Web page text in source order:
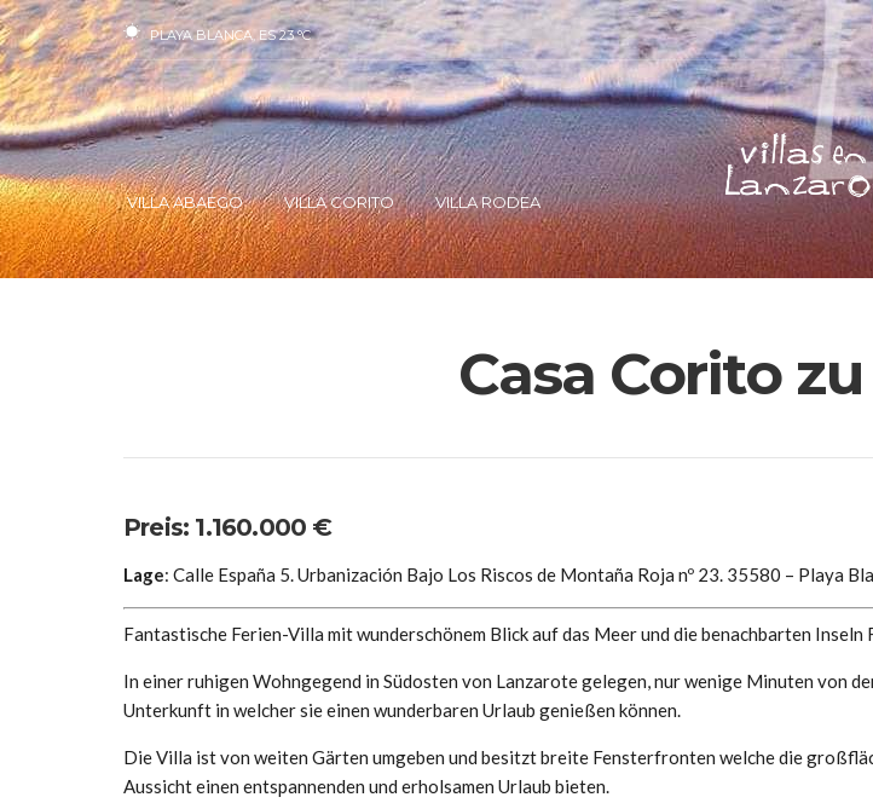
PLAYA BLANCA, ES 23°C
VILLA ABAEGO VILLA CORITO VILLA RODEA
Casa Corito
Preis: 1.160.000 €
Lage: Calle España 5. Urbanización Bajo Los Riscos de Montaña Roja nº 23. 35580 – Playa
Fantastische Ferien-Villa mit wunderschönem Blick auf das Meer und die benachbarten Inseln
In einer ruhigen Wohngegend in Südosten von Lanzarote gelegen, nur wenige Minuten von
Unterkunft in welcher sie einen wunderbaren Urlaub genießen können.
Die Villa ist von weiten Gärten umgeben und besitzt breite Fensterfronten welche die
Aussicht einen entspannenden und erholsamen Urlaub bieten.